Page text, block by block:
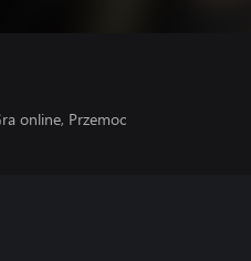
online, Przemoc